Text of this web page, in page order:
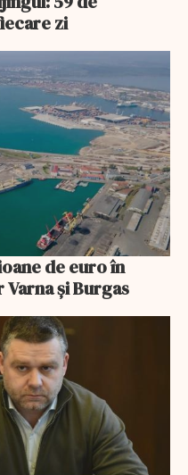
zi
de euro în
și Burgas